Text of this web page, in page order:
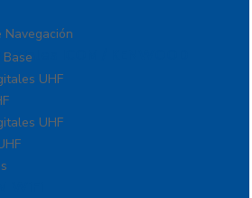
Navegación
ICOM / KENWOOD
UHF
UHF
WiFi